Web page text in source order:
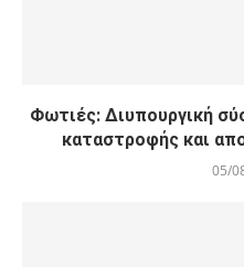
Φωτιές: Διυπουργική
καταστροφής και
05/